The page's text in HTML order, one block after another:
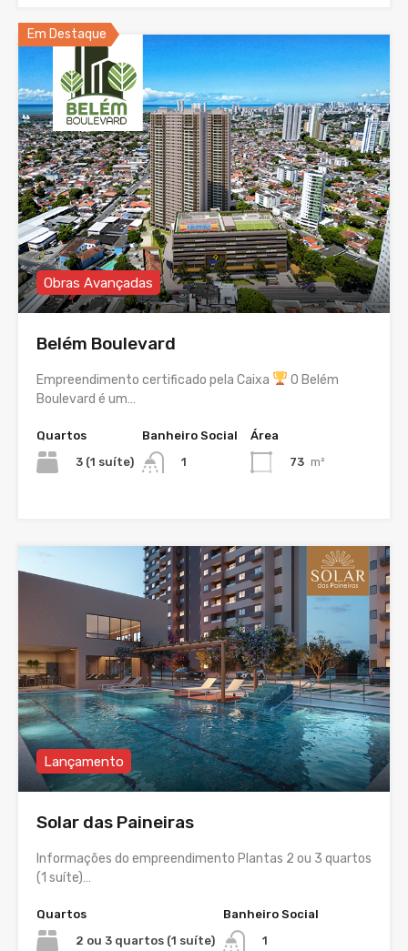
Em Destaque
Obras Avançadas
Belém Boulevard
Empreendimento certificado pela Caixa
O Belém
Boulevard é um…
Quartos
3 (1 suíte)
Banheiro Social
1
Área
73 m²
Lançamento
Solar das Paineiras
Informações do empreendimento Plantas 2 ou 3 quartos
(1 suíte)…
Quartos
2 ou 3 quartos (1 suíte)
Banheiro Social
1